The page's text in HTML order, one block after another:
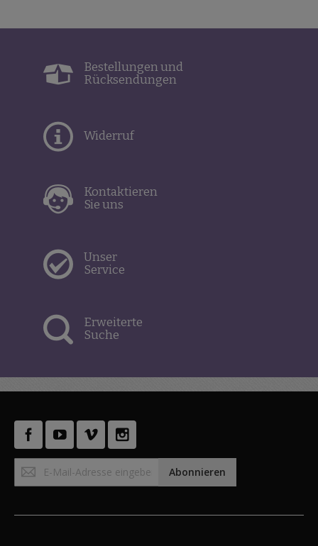
Bestellungen und
Rücksendungen
Widerruf
Kontaktieren
Sie uns
Unser
Service
Erweiterte
Suche
zum
Abonnieren